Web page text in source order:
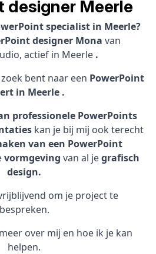
designer Meerle
specialist in Meerle?
designer Mona van
actief in Meerle .
bent naar een PowerPoint
in Meerle .
professionele PowerPoints
kan je bij mij ook terecht
van een PowerPoint
vormgeving van al jegrafisch
design.
om je project te
bespreken.
over mij en hoe ik je kan
helpen.